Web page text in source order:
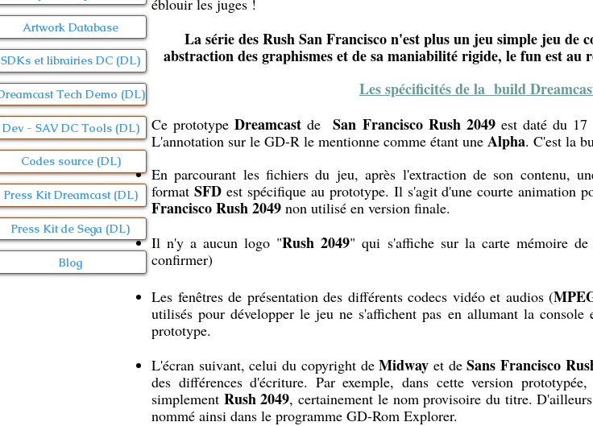
éblouir les juges !
La série des Rush San Francisco n'est plus un jeu simple jeu de
abstraction des graphismes et de sa maniabilité rigide, le fun est
Les spécificités de la build
Ce prototypeDreamcast deSan Francisco Rush 2049est daté du 17
L'annotation sur le GD-R le mentionne comme étant une Alpha. C'est la
En parcourant les fichiers du jeu, après l'extraction de son contenu,
format SFDest spécifique au prototype. Il s'agit d'une courte animation
Francisco Rush 2049 non utilisé en version finale.
Il n'y a aucun logo "Rush 2049" qui s'affiche sur la carte mémoire
confirmer)
Les fenêtres de présentation des différents codecs vidéo et audios (
utilisés pour développer le jeu ne s'affichent pas en allumant la console
prototype.
L'écran suivant, celui du copyright deMidway et deSans Francisco
des différences d'écriture. Par exemple, dans cette version
simplement Rush 2049, certainement le nom provisoire du titre.
nommé ainsi dans le programme GD-Rom Explorer.
Artwork Database
SDKs et librairies DC (DL)
Tech Demo (DL)
Dev - SAV DC Tools (DL)
Codes source (DL)
Press Kit Dreamcast (DL)
Press Kit de Sega (DL)
Blog